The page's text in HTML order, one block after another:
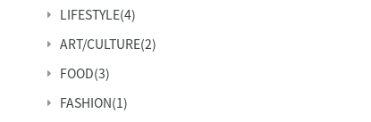
LIFESTYLE(4)
ART/CULTURE(2)
FOOD(3)
FASHION(1)